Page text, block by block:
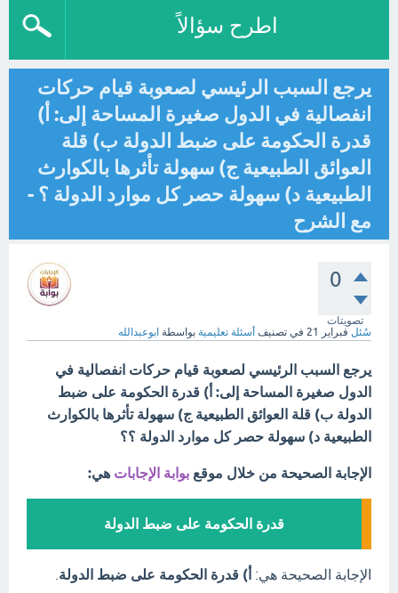
اطرح سؤالاً
يرجع السبب الرئيسي لصعوبة قيام حركات
انفصالية في الدول صغيرة المساحة إلى: أ)
قدرة الحكومة على ضبط الدولة ب) قلة
العوائق الطبيعية ج) سهولة تأثرها بالكوارث
الطبيعية د) سهولة حصر كل موارد الدولة ؟ -
مع الشرح
0
تصويتات
سُئل فبراير 21 في تصنيف أسئلة تعليمية بواسطة ابوعبدالله
يرجع السبب الرئيسي لصعوبة قيام حركات انفصالية في
الدول صغيرة المساحة إلى: أ) قدرة الحكومة على ضبط
الدولة ب) قلة العوائق الطبيعية ج) سهولة تأثرها بالكوارث
الطبيعية د) سهولة حصر كل موارد الدولة ؟؟
الإجابة الصحيحة من خلال موقع بوابة الإجابات هي:
قدرة الحكومة على ضبط الدولة
الإجابة الصحيحة هي: أ) قدرة الحكومة على ضبط الدولة